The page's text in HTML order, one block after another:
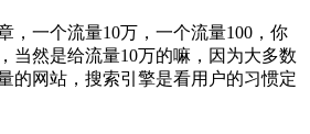
一个流量10万，一个流量100，你
当然是给流量10万的嘛，因为大多数
的网站，搜索引擎是看用户的习惯定